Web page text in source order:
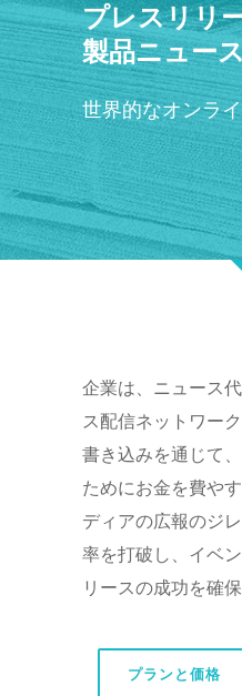
プレスリリ
製品ニュー
世界的なオンラ
企業は、ニュース
ス配信ネットワー
書き込みを通じて
ためにお金を費や
ディアの広報のジ
率を打破し、イベ
リースの成功を確保
プランと価格